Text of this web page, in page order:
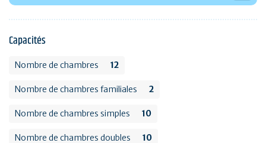
Capacités
Nombre de chambres 12
Nombre de chambres familiales 2
Nombre de chambres simples 10
Nombre de chambres doubles 10